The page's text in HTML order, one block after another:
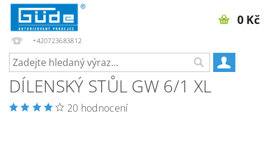
+420723683812
0 Kč
DÍLENSKÝ STŮL GW 6/1 XL
20 hodnocení